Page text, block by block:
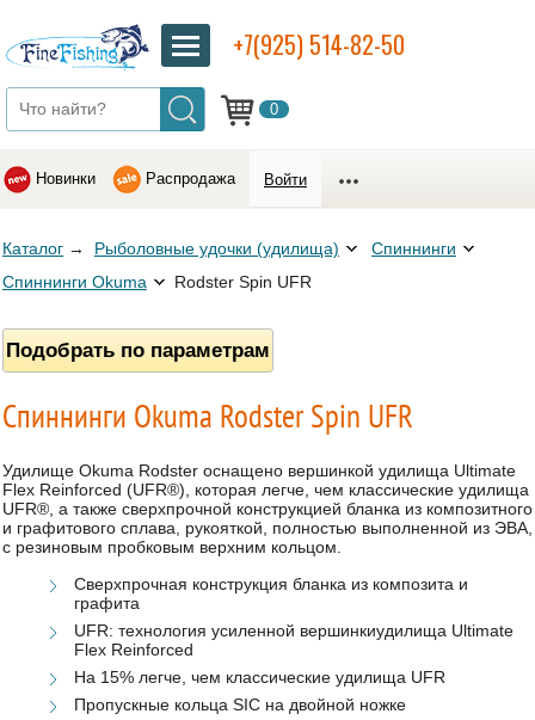
0
+7(925) 514-82-50
Новинки Распродажа Войти
Каталог → Рыболовные удочки (удилища)
Спиннинги
Спиннинги Okuma
Rodster Spin UFR
Подобрать по параметрам
Спиннинги Okuma Rodster Spin UFR
Удилище Okuma Rodster оснащено вершинкой удилища Ultimate
Flex Reinforced (UFR®), которая легче, чем классические удилища
UFR®, а также сверхпрочной конструкцией бланка из композитного
и графитового сплава, рукояткой, полностью выполненной из ЭВА,
с резиновым пробковым верхним кольцом.
Сверхпрочная конструкция бланка из композита и
графита
UFR: технология усиленной вершинкиудилища Ultimate
Flex Reinforced
На 15% легче, чем классические удилища UFR
Пропускные кольца SIC на двойной ножке